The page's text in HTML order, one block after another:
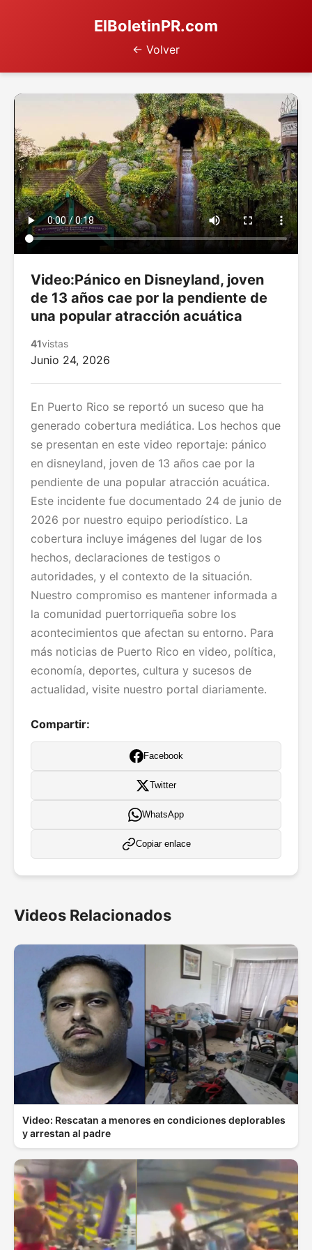
ElBoletinPR.com
← Volver
Video:Pánico en Disneyland, joven
de 13 años cae por la pendiente de
una popular atracción acuática
41vistas
Junio 24, 2026
En Puerto Rico se reportó un suceso que ha
generado cobertura mediática. Los hechos que
se presentan en este video reportaje: pánico
en disneyland, joven de 13 años cae por la
pendiente de una popular atracción acuática.
Este incidente fue documentado 24 de junio de
2026 por nuestro equipo periodístico. La
cobertura incluye imágenes del lugar de los
hechos, declaraciones de testigos o
autoridades, y el contexto de la situación.
Nuestro compromiso es mantener informada a
la comunidad puertorriqueña sobre los
acontecimientos que afectan su entorno. Para
más noticias de Puerto Rico en video, política,
economía, deportes, cultura y sucesos de
actualidad, visite nuestro portal diariamente.
Compartir:
Facebook
Twitter
WhatsApp
Copiar enlace
Videos Relacionados
Video: Rescatan a menores en condiciones deplorables
y arrestan al padre